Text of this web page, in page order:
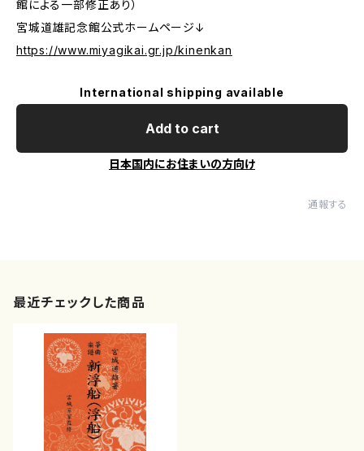
館による一部修正あり）
宮城道雄記念館公式ホームページ↓
https://www.miyagikai.gr.jp/kinenkan
International shipping available
Add to cart
日本国内にお住まいの方向け
通報する
最近チェックした商品